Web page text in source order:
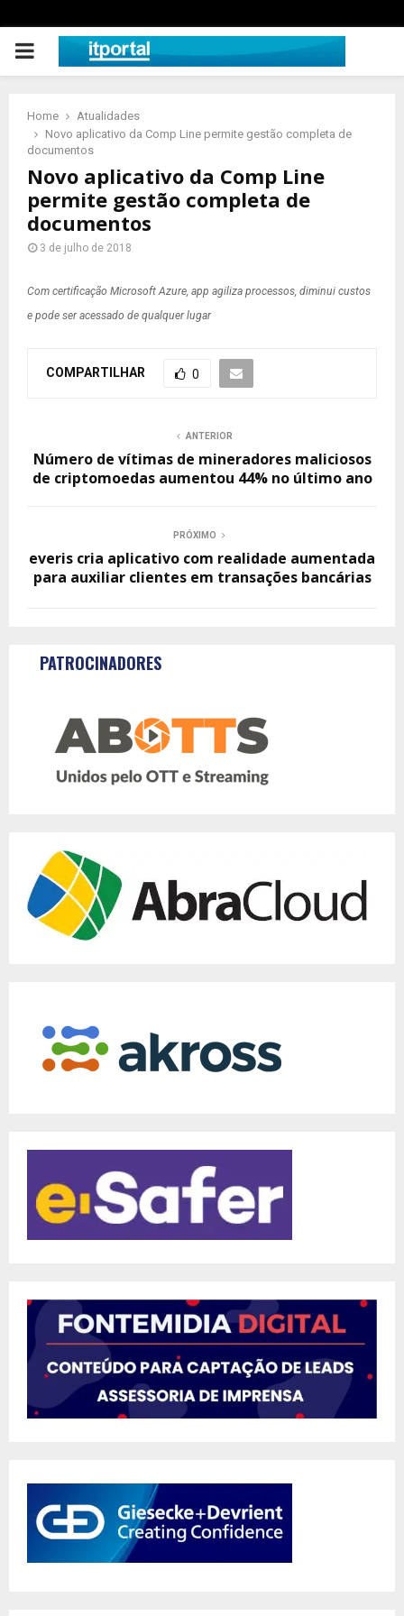
PRIMARY
Home
Atualidades
Novo aplicativo da Comp Line permite gestão completa de
documentos
Novo aplicativo da Comp Line
permite gestão completa de
documentos
3 de julho de 2018
Com certificação Microsoft Azure, app agiliza processos, diminui custos
e pode ser acessado de qualquer lugar
COMPARTILHAR 0
ANTERIOR
Número de vítimas de mineradores maliciosos
de criptomoedas aumentou 44% no último ano
PRÓXIMO
everis cria aplicativo com realidade aumentada
para auxiliar clientes em transações bancárias
PATROCINADORES